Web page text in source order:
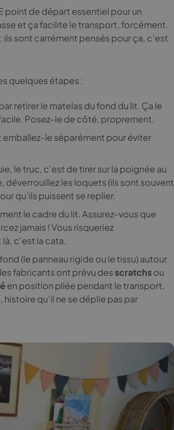
point de départ essentiel pour un
et ça facilite le transport, forcément.
ils sont carrément pensés pour ça, c’est
quelques étapes :
retirer le matelas du fond du lit. Ça le
Posez-le de côté, proprement.
le séparément pour éviter
le truc, c’est de tirer sur la poignée au
les loquets (ils sont souvent
qu’ils puissent se replier.
le cadre du lit. Assurez-vous que
jamais ! Vous risqueriez
c’est la cata.
(le panneau rigide ou le tissu) autour
fabricants ont prévu des scratchsou
en position pliée pendant le transport.
histoire qu’il ne se déplie pas par